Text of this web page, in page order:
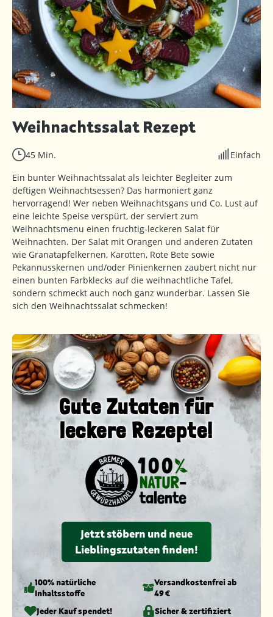
Weihnachtssalat Rezept
45 Min.
Einfach
Ein bunter Weihnachtssalat als leichter Begleiter zum
deftigen Weihnachtsessen? Das harmoniert ganz
hervorragend! Wer neben Weihnachtsgans und Co. Lust auf
eine leichte Speise verspürt, der serviert zum
Weihnachtsmenu einen fruchtig-leckeren Salat für
Weihnachten. Der Salat mit Orangen und anderen Zutaten
wie Granatapfelkernen, Karotten, Rote Bete sowie
Pekannusskernen und/oder Pinienkernen zaubert nicht nur
einen bunten Farbklecks auf die weihnachtliche Tafel,
sondern schmeckt auch noch ganz wunderbar. Lassen Sie
sich den Weihnachtssalat schmecken!
Gute Zutaten für
leckere Rezepte!
Jetzt stöbern und neue
Lieblingszutaten finden!
100% natürliche
Inhaltsstoffe
Versandkosten­frei ab
49 €
Jeder Kauf spendet!
Sicher & zertifiziert